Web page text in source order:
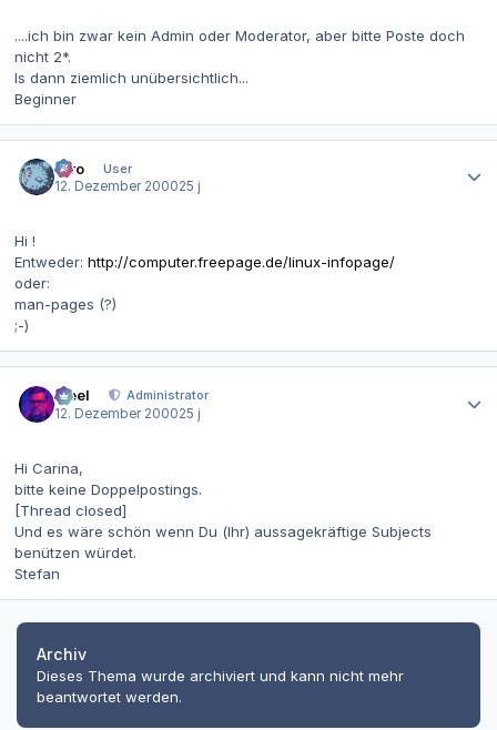
....ich bin zwar kein Admin oder Moderator, aber bitte Poste doch
nicht 2*.
Is dann ziemlich unübersichtlich...
Beginner
Tiro
User
12. Dezember 200025 j
Hi !
Entweder: http://computer.freepage.de/linux-infopage/
oder:
man-pages (?)
;-)
steel
Administrator
12. Dezember 200025 j
Hi Carina,
bitte keine Doppelpostings.
[Thread closed]
Und es wäre schön wenn Du (Ihr) aussagekräftige Subjects
benützen würdet.
Stefan
Archiv
Dieses Thema wurde archiviert und kann nicht mehr
beantwortet werden.